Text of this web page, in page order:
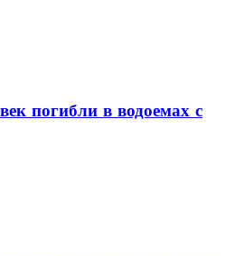
погибли в водоемах с